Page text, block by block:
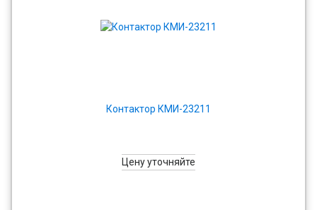
Контактор КМИ-23211
Цену уточняйте